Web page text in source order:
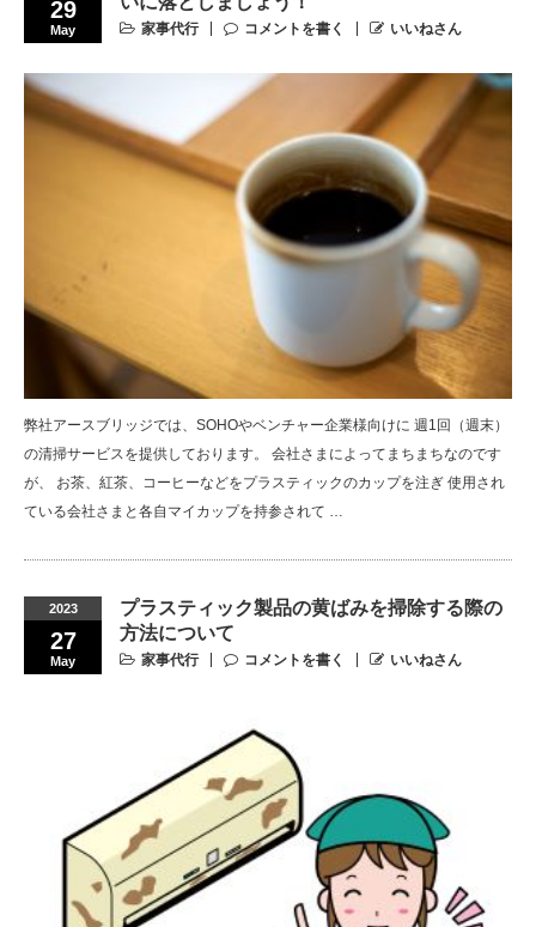
29
May 家事代行 コメントを書く いいねさん
弊社アースブリッジでは、SOHOやベンチャー企業様向けに 週1回（週末）
の清掃サービスを提供しております。 会社さまによってまちまちなのです
が、 お茶、紅茶、コーヒーなどをプラスティックのカップを注ぎ 使用され
ている会社さまと各自マイカップを持参されて …
2023
27
May
プラスティック製品の黄ばみを掃除する際の
方法について
家事代行 コメントを書く いいねさん